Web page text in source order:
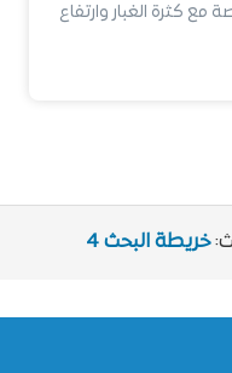
مع كثرة الغبار وارتفاع
خريطة البحث 4